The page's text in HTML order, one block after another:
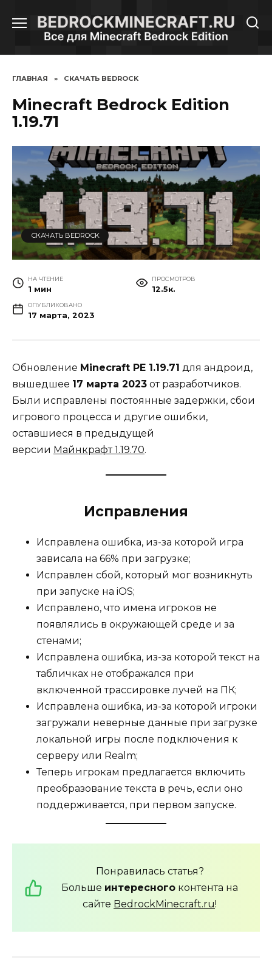
содержанию
ГЛАВНАЯ » СКАЧАТЬ BEDROCK
Minecraft Bedrock Edition
1.19.71
СКАЧАТЬ BEDROCK
НА ЧТЕНИЕ
1 мин
ПРОСМОТРОВ
12.5к.
ОПУБЛИКОВАНО
17 марта, 2023
Обновление Minecraft PE 1.19.71 для андроид,
вышедшее 17 марта 2023 от разработчиков.
Были исправлены постоянные задержки, сбои
игрового процесса и другие ошибки,
оставшиеся в предыдущей
версии Майнкрафт1.19.70.
Исправления
Исправлена ошибка, из-за которой игра
зависала на 66% при загрузке;
Исправлен сбой, который мог возникнуть
при запуске на iOS;
Исправлено, что имена игроков не
появлялись в окружающей среде и за
стенами;
Исправлена ошибка, из-за которой текст на
табличках не отображался при
включенной трассировке лучей на ПК;
Исправлена ошибка, из-за которой игроки
загружали неверные данные при загрузке
локальной игры после подключения к
серверу или Realm;
Теперь игрокам предлагается включить
преобразование текста в речь, если оно
поддерживается, при первом запуске.
Понравилась статья?
Больше интересного контента на
сайте BedrockMinecraft.ru!